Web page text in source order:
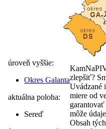
úroveň vyššie:
Okres Galanta
aktuálna poloha:
Sereď
zlepšiť?
Uvádzané
miere od
môže údaje
Obsah